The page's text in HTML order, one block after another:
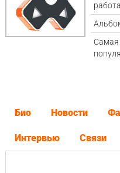
работа
Самая
Био Новости
Интервью Связи